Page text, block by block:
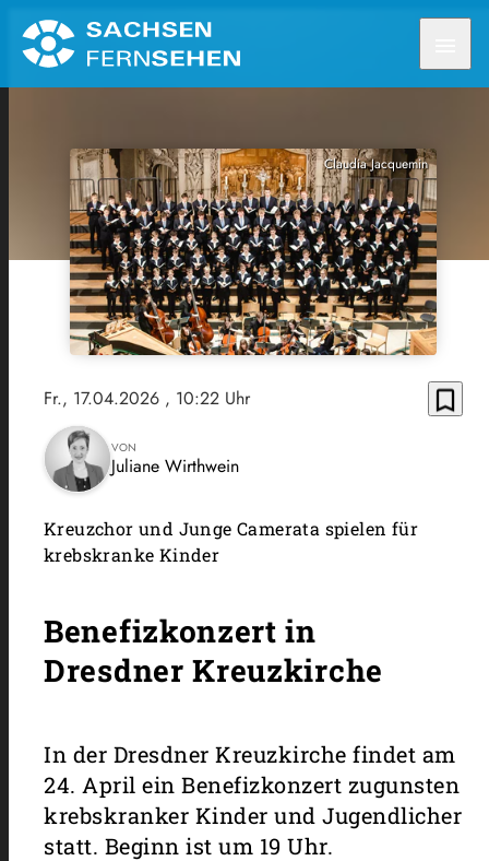
Claudia Jacquemin
Fr., 17.04.2026 , 10:22 Uhr bookmark_border
VON
Juliane Wirthwein
Kreuzchor und Junge Camerata spielen für
krebskranke Kinder
Benefizkonzert in
Dresdner Kreuzkirche
In der Dresdner Kreuzkirche findet am
24. April ein Benefizkonzert zugunsten
krebskranker Kinder und Jugendlicher
statt. Beginn ist um 19 Uhr.